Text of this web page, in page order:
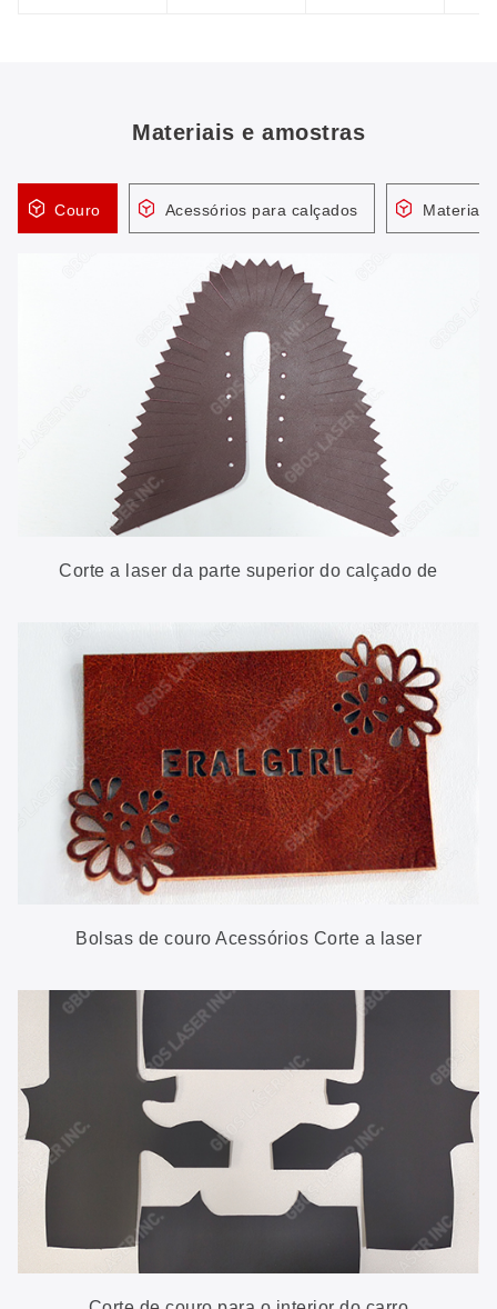
Materiais e amostras
Couro Acessórios para calçados Material
Corte a laser da parte superior do calçado de
Bolsas de couro Acessórios Corte a laser